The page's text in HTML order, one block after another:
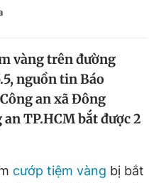
Magazine
Bạn cần biết
vàng trên đường
nguồn tin Báo
an xã Đông
TP.HCM bắt được 2
cướp tiệm vàng bị bắt